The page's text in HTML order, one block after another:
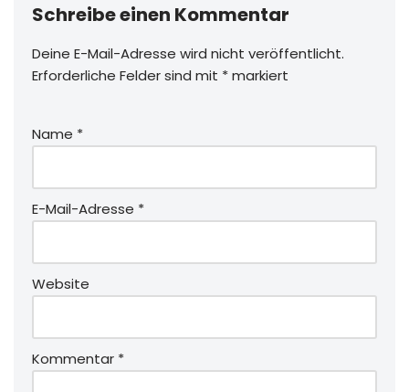
Schreibe einen Kommentar
Deine E-Mail-Adresse wird nicht veröffentlicht.
Erforderliche Felder sind mit *markiert
Name *
E-Mail-Adresse *
Website
Kommentar *